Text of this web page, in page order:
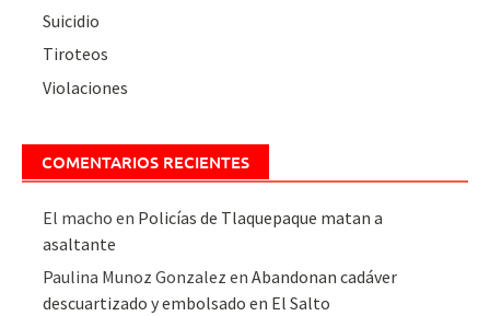
Suicidio
Tiroteos
Violaciones
COMENTARIOS RECIENTES
El macho en Policías de Tlaquepaque matan a
asaltante
Paulina Munoz Gonzalez enAbandonan cadáver
descuartizado y embolsado en El Salto